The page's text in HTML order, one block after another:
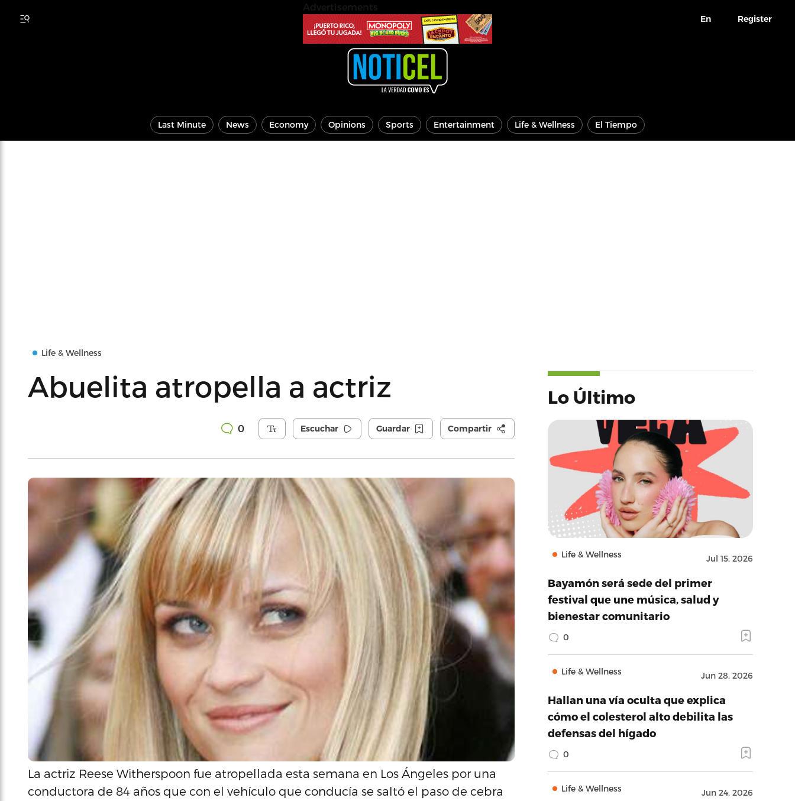
En Register
Last Minute News Economy Opinions Sports Entertainment Life & Wellness El Tiempo
Life & Wellness
Abuelita atropella a actriz
0 Escuchar Guardar Compartir
La actriz Reese Witherspoon fue atropellada esta semana en Los Ángeles por una
conductora de 84 años que con el vehículo que conducía se saltó el paso de cebra
Lo Último
Life & Wellness Jul 15, 2026
Bayamón será sede del primer
festival que une música, salud y
bienestar comunitario
0
Life & Wellness Jun 28, 2026
Hallan una vía oculta que explica
cómo el colesterol alto debilita las
defensas del hígado
0
Life & Wellness Jun 24, 2026